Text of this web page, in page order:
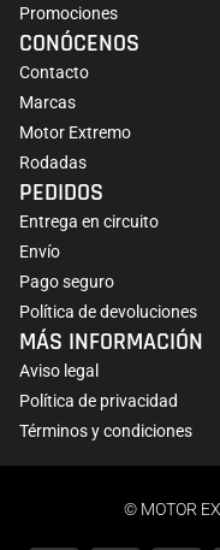
Promociones
CONÓCENOS
Contacto
Marcas
Motor Extremo
Rodadas
PEDIDOS
Entrega en circuito
Envío
Pago seguro
Política de devoluciones
MÁS INFORMACIÓN
Aviso legal
Política de privacidad
Términos y condiciones
© MOTOR